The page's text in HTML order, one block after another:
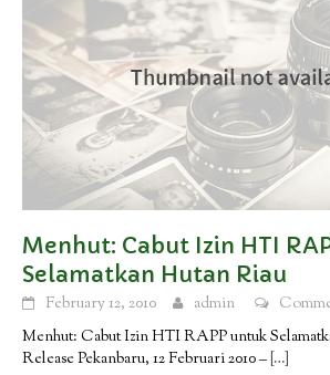
Menhut: Cabut Izin HTI
Selamatkan Hutan Riau
February 12, 2010 admin
Menhut: Cabut Izin HTI RAPP untuk
Release Pekanbaru, 12 Februari 2010 – […]